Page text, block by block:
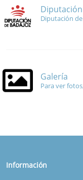
Diputación
Galería
Para ver
Información